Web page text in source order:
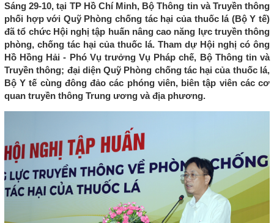
Sáng 29-10, tại TP Hồ Chí Minh, Bộ Thông tin và Truyền thông
phối hợp với Quỹ Phòng chống tác hại của thuốc lá (Bộ Y tế)
đã tổ chức Hội nghị tập huấn nâng cao năng lực truyền thông
phòng, chống tác hại của thuốc lá. Tham dự Hội nghị có ông
Hồ Hồng Hải - Phó Vụ trưởng Vụ Pháp chế, Bộ Thông tin và
Truyền thông; đại diện Quỹ Phòng chống tác hại của thuốc lá,
Bộ Y tế cùng đông đảo các phóng viên, biên tập viên các cơ
quan truyền thông Trung ương và địa phương.